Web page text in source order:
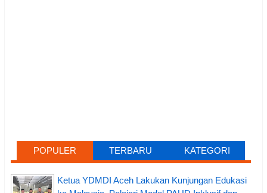
POPULER TERBARU KATEGORI
Ketua YDMDI Aceh Lakukan Kunjungan Edukasi